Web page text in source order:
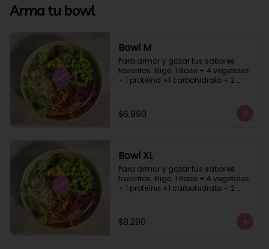
Arma tu bowl
Bowl M
Para armar y gozar tus sabores
favoritos. Elige: 1 Base + 4 vegetales
+ 1 proteína +1 carbohidrato + 2
$6.990
Bowl XL
Para armar y gozar tus sabores
favoritos. Elige: 1 Base + 4 vegetales
+ 1 proteína +1 carbohidrato + 2
$8.290